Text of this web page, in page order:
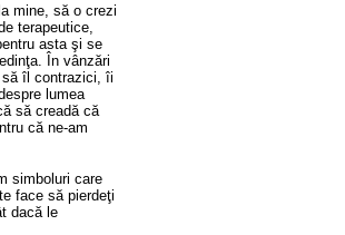
mine, să o crezi
terapeutice,
asta şi se
În vânzări
să îl contrazici, îi
lumea
să creadă că
că ne-am
simboluri care
face să pierdeţi
dacă le